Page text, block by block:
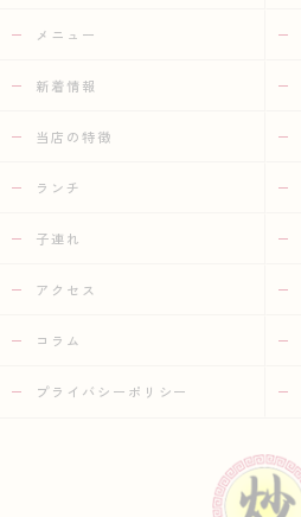
メニュー
新着情報
当店の特徴
ランチ
子連れ
アクセス
コラム
プライバシーポリシー